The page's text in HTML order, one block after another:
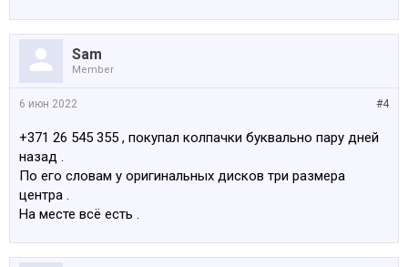
Sam
Member
#4
6 июн 2022
+371 26 545 355 , покупал колпачки буквально пару дней
назад .
По его словам у оригинальных дисков три размера
центра .
На месте всё есть .